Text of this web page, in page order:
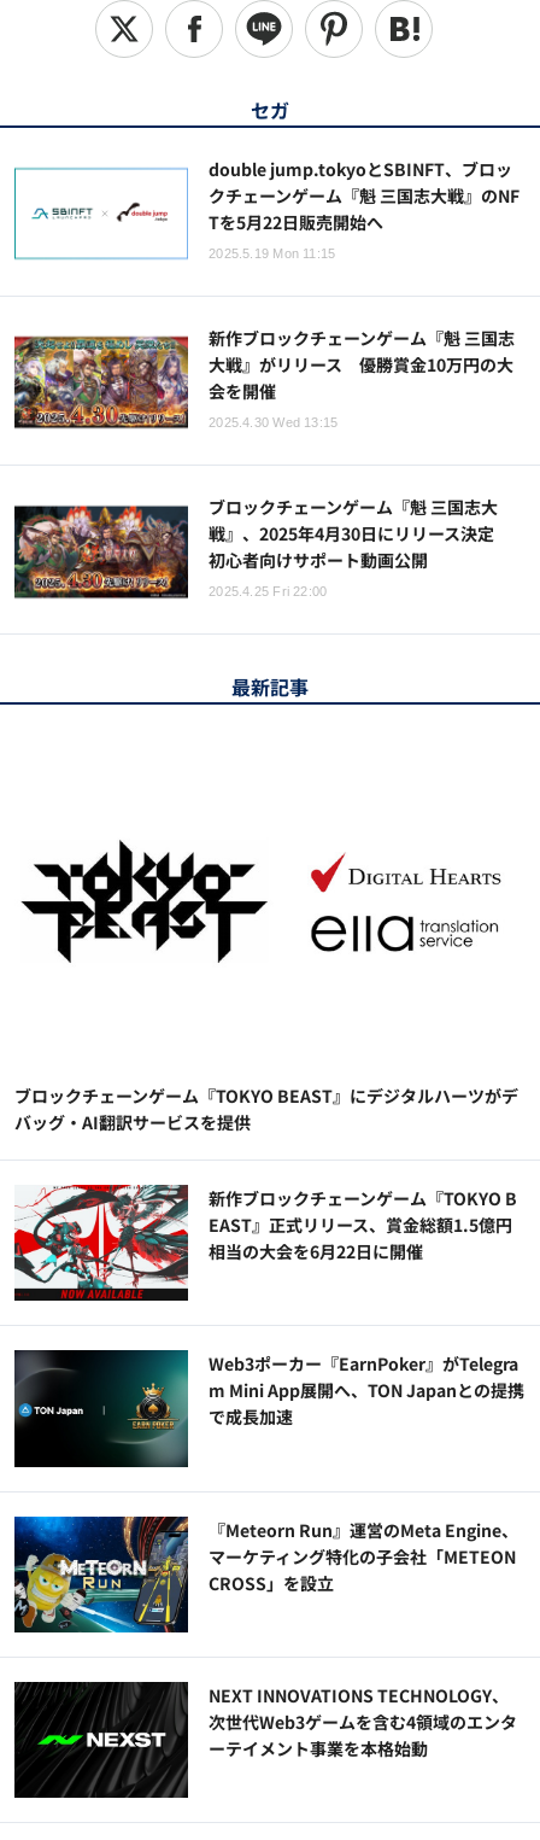
セガ
double jump.tokyoとSBINFT、ブロッ
クチェーンゲーム『魁 三国志大戦』のNF
Tを5月22日販売開始へ
2025.5.19 Mon 11:15
新作ブロックチェーンゲーム『魁 三国志
大戦』がリリース 優勝賞金10万円の大
会を開催
2025.4.30 Wed 13:15
ブロックチェーンゲーム『魁 三国志大
戦』、2025年4月30日にリリース決定
初心者向けサポート動画公開
2025.4.25 Fri 22:00
最新記事
ブロックチェーンゲーム『TOKYO BEAST』にデジタルハーツがデ
バッグ・AI翻訳サービスを提供
新作ブロックチェーンゲーム『TOKYO B
EAST』正式リリース、賞金総額1.5億円
相当の大会を6月22日に開催
Web3ポーカー『EarnPoker』がTelegra
m Mini App展開へ、TON Japanとの提携
で成長加速
『Meteorn Run』運営のMeta Engine、
マーケティング特化の子会社「METEON
CROSS」を設立
NEXT INNOVATIONS TECHNOLOGY、
次世代Web3ゲームを含む4領域のエンタ
ーテイメント事業を本格始動